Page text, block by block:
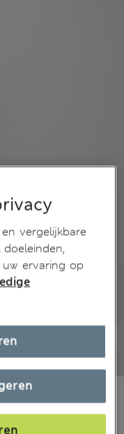
invoerrechten
vergelijkbare
ervaring op